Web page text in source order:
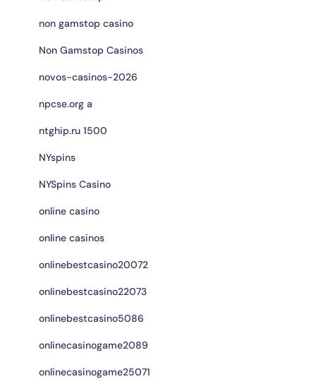
non gamstop casino
Non Gamstop Casinos
novos-casinos-2026
npcse.org a
ntghip.ru 1500
NYspins
NYSpins Casino
online casino
online casinos
onlinebestcasino20072
onlinebestcasino22073
onlinebestcasino5086
onlinecasinogame2089
onlinecasinogame25071